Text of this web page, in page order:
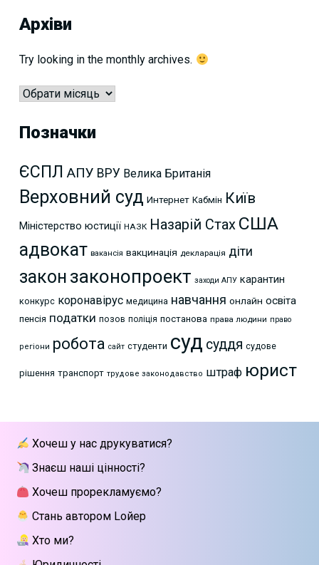
Архіви
Try looking in the monthly archives.
Архіви
Позначки
ЄСПЛ АПУ ВРУ Велика Британія
Верховний суд Интернет Кабмін Київ
Міністерство юстиції НАЗК Назарій Стах США
адвокат вакансія вакцинація декларація діти
закон законопроект заходи АПУ карантин
конкурс коронавірус медицина навчання онлайн освіта
пенсія податки позов поліція постанова права людини право
регіони робота сайт студенти суд суддя судове
рішення транспорт трудове законодавство штраф юрист
Хочеш у нас друкуватися?
Знаєш наші цінності?
Хочеш прорекламуємо?
Стань автором Lойер
Хто ми?